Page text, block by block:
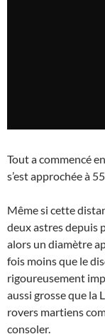
Tout a commencé
s’est approchée à
Même si cette
deux astres depuis
alors un diamètre
fois moins que le
rigoureusement
aussi grosse que la
rovers martiens
consoler.